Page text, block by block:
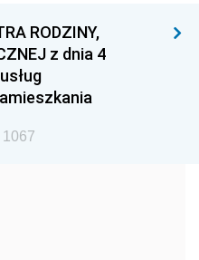
1991
1985
RODZINY,
z dnia 4